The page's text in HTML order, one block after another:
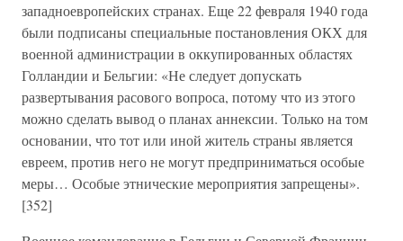
западноевропейских странах. Еще 22 февраля 1940 года
были подписаны специальные постановления ОКХ для
военной администрации в оккупированных областях
Голландии и Бельгии: «Не следует допускать
развертывания расового вопроса, потому что из этого
можно сделать вывод о планах аннексии. Только на том
основании, что тот или иной житель страны является
евреем, против него не могут предприниматься особые
меры… Особые этнические мероприятия запрещены».
[352]